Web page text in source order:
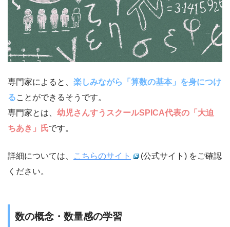
専門家によると、 楽しみながら「算数の基本」を身につけ
ることができるそうです。
専門家とは、 幼児さんすうスクールSPICA代表の「大迫
ちあき」氏です。
詳細については、 こちらのサイト
(公式サイト) をご確認
ください。
数の概念・数量感の学習